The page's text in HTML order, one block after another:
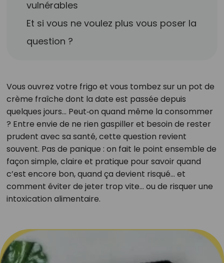
vulnérables
Et si vous ne voulez plus vous poser la
question ?
Vous ouvrez votre frigo et vous tombez sur un pot de
crème fraîche dont la date est passée depuis
quelques jours… Peut‑on quand même la consommer
? Entre envie de ne rien gaspiller et besoin de rester
prudent avec sa santé, cette question revient
souvent. Pas de panique : on fait le point ensemble de
façon simple, claire et pratique pour savoir quand
c’est encore bon, quand ça devient risqué… et
comment éviter de jeter trop vite… ou de risquer une
intoxication alimentaire.